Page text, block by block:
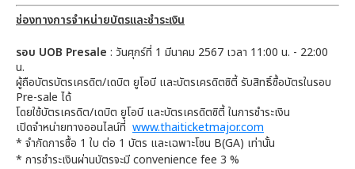
ช่องทางการจำหน่ายบัตรและชำระเงิน
รอบ UOB Presale : วันศุกร์ที่ 1 มีนาคม 2567 เวลา 11:00 น. - 22:00
น.
ผู้ถือบัตรบัตรเครดิต/เดบิต ยูโอบี และบัตรเครดิตซิตี้ รับสิทธิ์ซื้อบัตรในรอบ
Pre-sale ได้
โดยใช้บัตรเครดิต/เดบิต ยูโอบี และบัตรเครดิตซิตี้ ในการชำระเงิน
เปิดจำหน่ายทางออนไลน์ที่ www.thaiticketmajor.com
* จำกัดการซื้อ 1 ใบ ต่อ 1 บัตร และเฉพาะโซน B(GA) เท่านั้น
* การชำระเงินผ่านบัตรจะมี convenience fee 3 %